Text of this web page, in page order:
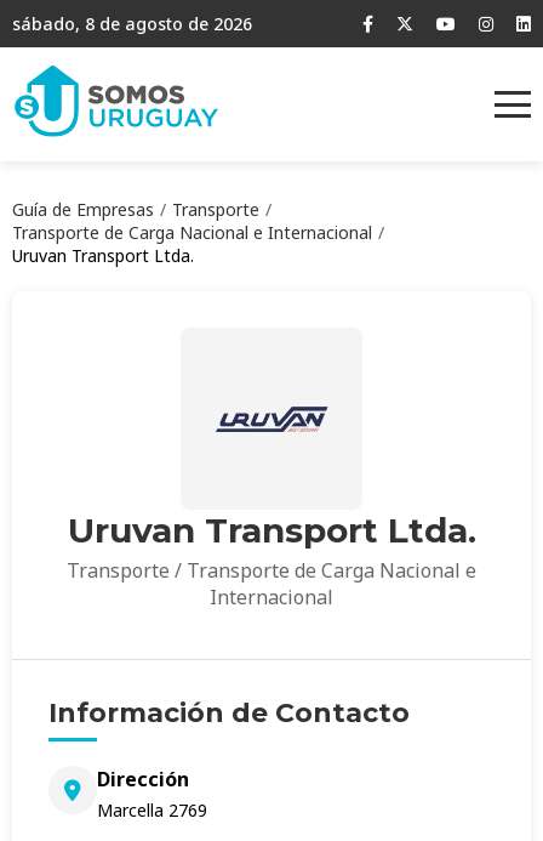
sábado, 8 de agosto de 2026
Guía de Empresas
Transporte
Transporte de Carga Nacional e Internacional
Uruvan Transport Ltda.
Uruvan Transport Ltda.
Transporte / Transporte de Carga Nacional e
Internacional
Información de Contacto
Dirección
Marcella 2769